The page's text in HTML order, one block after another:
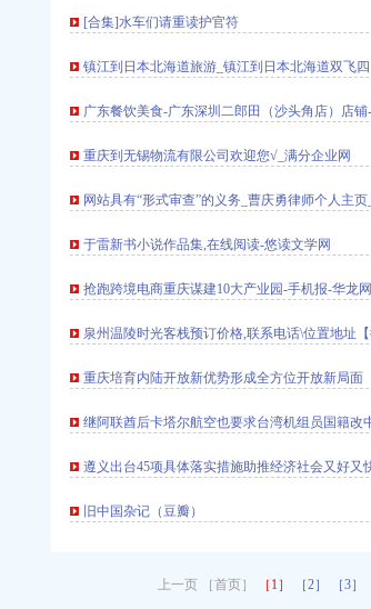
,重庆HBPC
里-中新网
这些_中国奉节网
告_中商报网
-重庆新房网-房天下
招商网-中国招商引资信
易新闻中心
海关如何审价】价格_
_五河教育网
装修问答
料有限公司新招聘信
司机|重庆酷易搜
家坪温泉洗浴-百度
-重庆乐居网
[合集]水车们请重读护官符
镇江到日本北海道旅游_镇江到日本北海道双飞
广东餐饮美食-广东深圳二郎田（沙头角店）店铺
重庆到无锡物流有限公司欢迎您√_满分企业网
网站具有“形式审查”的义务_曹庆勇律师个人主页
于雷新书小说作品集,在线阅读-悠读文学网
抢跑跨境电商重庆谋建10大产业园-手机报-华龙网
泉州温陵时光客栈预订价格,联系电话\位置地址【
重庆培育内陆开放新优势形成全方位开放新局面
继阿联酋后卡塔尔航空也要求台湾机组员国籍改
遵义出台45项具体落实措施助推经济社会又好又
旧中国杂记（豆瓣）
上一页 ［首页］ ［1］ ［2］ ［3］